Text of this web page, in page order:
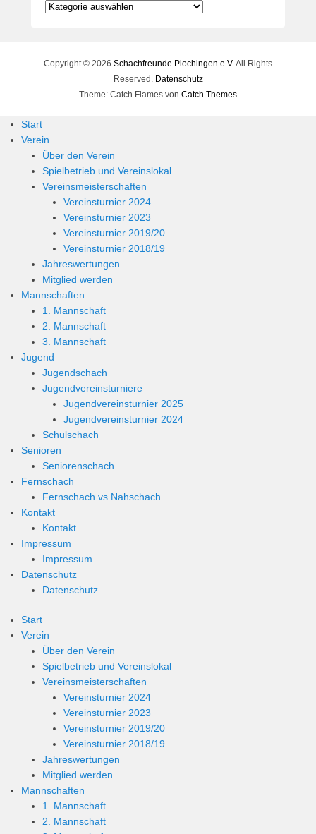
Kategorien
Copyright © 2026 Schachfreunde Plochingen e.V. All Rights
Reserved. Datenschutz
Theme: Catch Flames von Catch Themes
Start
Verein
Über den Verein
Spielbetrieb und Vereinslokal
Vereinsmeisterschaften
Vereinsturnier 2024
Vereinsturnier 2023
Vereinsturnier 2019/20
Vereinsturnier 2018/19
Jahreswertungen
Mitglied werden
Mannschaften
1. Mannschaft
2. Mannschaft
3. Mannschaft
Jugend
Jugendschach
Jugendvereinsturniere
Jugendvereinsturnier 2025
Jugendvereinsturnier 2024
Schulschach
Senioren
Seniorenschach
Fernschach
Fernschach vs Nahschach
Kontakt
Kontakt
Impressum
Impressum
Datenschutz
Datenschutz
Start
Verein
Über den Verein
Spielbetrieb und Vereinslokal
Vereinsmeisterschaften
Vereinsturnier 2024
Vereinsturnier 2023
Vereinsturnier 2019/20
Vereinsturnier 2018/19
Jahreswertungen
Mitglied werden
Mannschaften
1. Mannschaft
2. Mannschaft